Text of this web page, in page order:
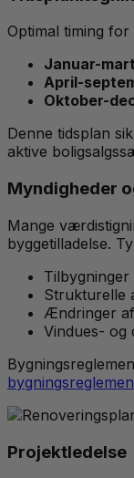
Optimal timing
Januar-
April-
Oktober-
Denne tidsplan
aktive
Myndigheder
Mange
byggetilladelse.
Tilbygninger
Strukturelle
Ændringer
Vindues- og
Projektledelse